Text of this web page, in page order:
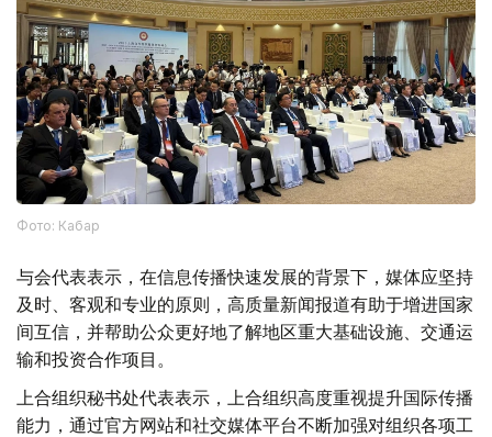
Фото: Кабар
与会代表表示，在信息传播快速发展的背景下，媒体应坚持
及时、客观和专业的原则，高质量新闻报道有助于增进国家
间互信，并帮助公众更好地了解地区重大基础设施、交通运
输和投资合作项目。
上合组织秘书处代表表示，上合组织高度重视提升国际传播
能力，通过官方网站和社交媒体平台不断加强对组织各项工